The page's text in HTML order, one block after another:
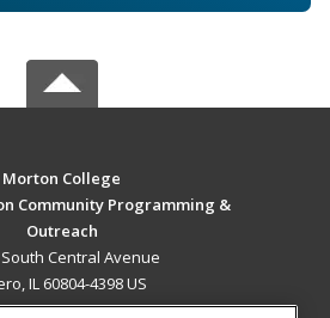
Morton College
Community Programming &
Outreach
Central Avenue
IL 60804-4398 US